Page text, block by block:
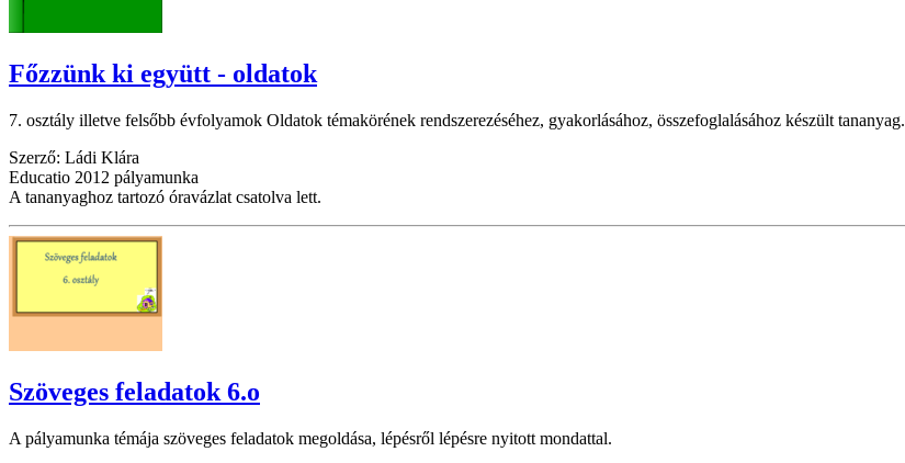
Főzzünk ki együtt - oldatok
7. osztály illetve felsőbb évfolyamok Oldatok témakörének rendszerezéséhez, gyakorlásához, összefoglalásához készült tananyag.
Szerző: Ládi Klára
Educatio 2012 pályamunka
A tananyaghoz tartozó óravázlat csatolva lett.
Szöveges feladatok 6.o
A pályamunka témája szöveges feladatok megoldása, lépésről lépésre nyitott mondattal.